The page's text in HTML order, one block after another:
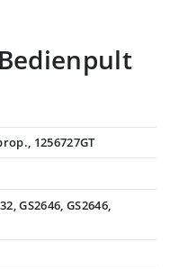
1256727GT
GS2646, GS2646,